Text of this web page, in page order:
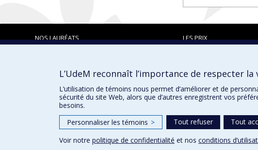
NOS LAURÉATS LES PRIX
Prix et distinctions
Confidentialité Conditions d’utilisation Paramètres des témoins
L’UdeM reconnaît l’importance de respecter la
L’utilisation de témoins nous permet d’améliorer et de
sécurité du site Web, alors que d’autres enregistrent vos
besoins.
Personnaliser les témoins > Tout refuser
Tout
Voir notre politique de confidentialité et nos conditions